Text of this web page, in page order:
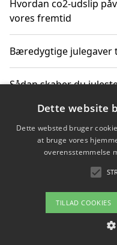
Hvordan co2-udslip
vores fremtid
Bæredygtige julegaver
Sådan skaber du
Sådan skaber du et
Om / kontakt
Dette website
Dette websted bruger
at bruge vores
overensstemmelse
TILLAD COOKIES